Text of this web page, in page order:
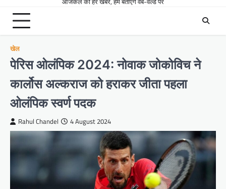
खेल
पेरिस ओलंपिक 2024: नोवाक जोकोविच ने
कार्लोस अल्कराज को हराकर जीता पहला
ओलंपिक स्वर्ण पदक
Rahul Chandel 4 August 2024